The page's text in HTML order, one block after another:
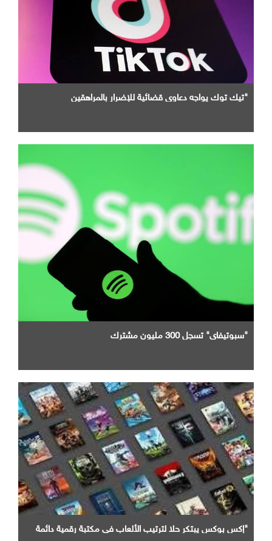
"تيك توك يواجه دعاوى قضائية للإضرار بالمراهقين
"سبوتيفاي" تسجل 300 مليون مشترك
"إكس بوكس يبتكر حلا لترتيب الألعاب في مكتبة رقمية دائمة